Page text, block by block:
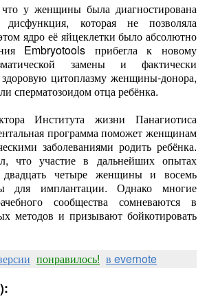
у женщины была диагностирована
дисфункция, которая не позволяла
ядро её яйцеклетки было абсолютно
Embryotools прибегла к новому
замены и фактически
цитоплазму женщины-донора,
сперматозоидом отца ребёнка.
Института жизни Панагиотиса
программа поможет женщинам
заболеваниями родить ребёнка.
что участие в дальнейших опытах
двадцать четыре женщины и восемь
для имплантации. Однако многие
сообщества сомневаются в
методов и призывают бойкотировать
понравилось! в evernote